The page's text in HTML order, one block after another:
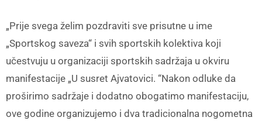
„Prije svega želim pozdraviti sve prisutne u ime
„Sportskog saveza“ i svih sportskih kolektiva koji
učestvuju u organizaciji sportskih sadržaja u okviru
manifestacije „U susret Ajvatovici. “Nakon odluke da
proširimo sadržaje i dodatno obogatimo manifestaciju,
ove godine organizujemo i dva tradicionalna nogometna